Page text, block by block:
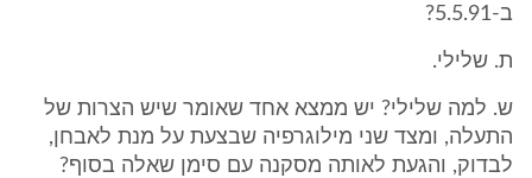
ב-5.5.91?
ת. שלילי.
ש. למה שלילי? יש ממצא אחד שאומר שיש הצרות של
התעלה, ומצד שני מילוגרפיה שבצעת על מנת לאבחן,
לבדוק, והגעת לאותה מסקנה עם סימן שאלה בסוף?